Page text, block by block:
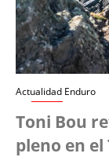
Actualidad Enduro
Toni Bou
pleno en el